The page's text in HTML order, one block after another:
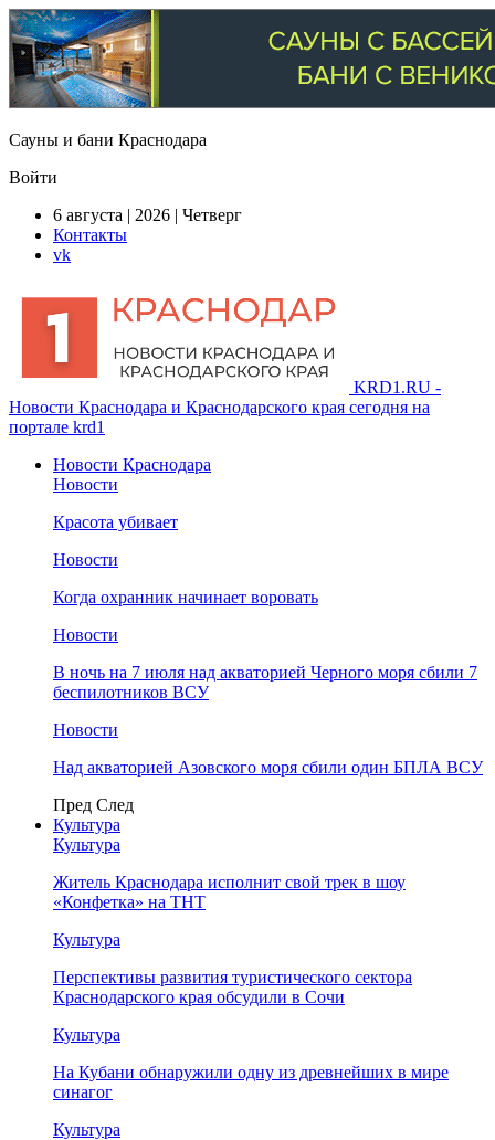
Сауны и бани Краснодара
Войти
6 августа | 2026 | Четверг
Контакты
vk
KRD1.RU -
Новости Краснодара и Краснодарского края сегодня на
портале krd1
Новости Краснодара
Новости
Красота убивает
Новости
Когда охранник начинает воровать
Новости
В ночь на 7 июля над акваторией Черного моря сбили 7
беспилотников ВСУ
Новости
Над акваторией Азовского моря сбили один БПЛА ВСУ
Пред След
Культура
Культура
Житель Краснодара исполнит свой трек в шоу
«Конфетка» на ТНТ
Культура
Перспективы развития туристического сектора
Краснодарского края обсудили в Сочи
Культура
На Кубани обнаружили одну из древнейших в мире
синагог
Культура